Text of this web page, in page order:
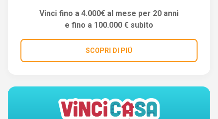
Vinci fino a 4.000€ al mese per 20 anni
e fino a 100.000 € subito
SCOPRI DI PIÚ